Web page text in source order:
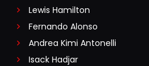
Lewis Hamilton
Fernando Alonso
Andrea Kimi Antonelli
Isack Hadjar